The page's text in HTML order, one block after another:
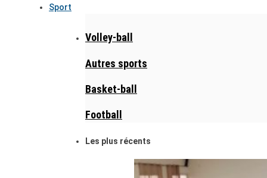
Sport
Volley-ball
Autres sports
Basket-ball
Football
Les plus récents